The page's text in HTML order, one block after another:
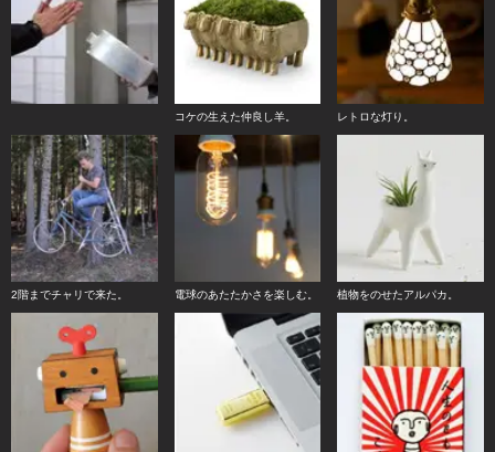
コケの生えた仲良し羊。 レトロな灯り。
2階までチャリで来た。 電球のあたたかさを楽しむ。 植物をのせたアルパカ。